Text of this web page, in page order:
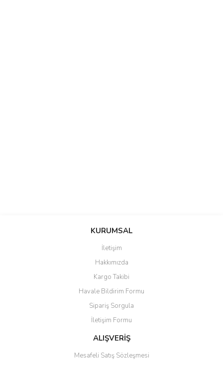
Bu ürüne ilk yorumu siz yapın!
güzel paketlenmiş ama yanında
ile 24 izlenmektedir diye küçük
bir tabela olsa daha hoş
hızlı güvenli bir alışveriş oldu
Yalçın Kaya | 20/06/2026
KURUMSAL
İletişim
Hakkımızda
Kargo Takibi
Havale Bildirim Formu
Sipariş Sorgula
İletişim Formu
ALIŞVERİŞ
Mesafeli Satış Sözleşmesi